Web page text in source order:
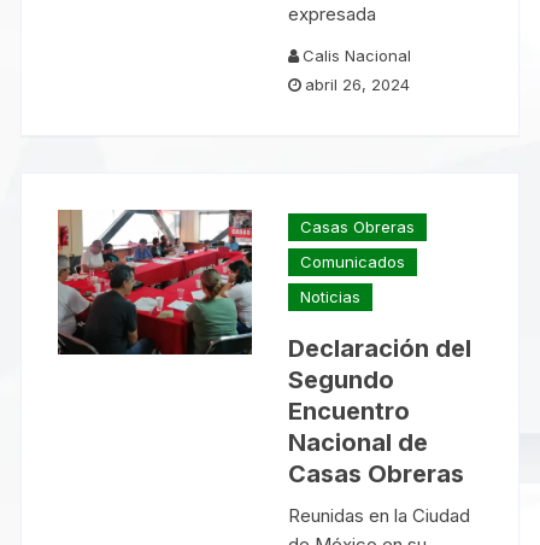
expresada
Calis Nacional
abril 26, 2024
Casas Obreras
Comunicados
Noticias
Declaración del
Segundo
Encuentro
Nacional de
Casas Obreras
Reunidas en la Ciudad